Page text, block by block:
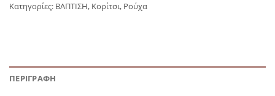
Κατηγορίες: ΒΑΠΤΙΣΗ, Κορίτσι, Ρούχα
ΠΕΡΙΓΡΑΦΉ